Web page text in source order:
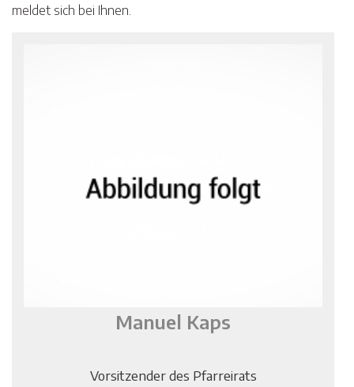
meldet sich bei Ihnen.
Manuel Kaps
Vorsitzender des Pfarreirats